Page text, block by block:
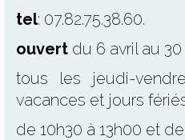
tel: 07.82.75.38.60.
ouvert du 6 avril au 30
tous les jeudi-
vacances et jours
de 10h30 à 13h00 et